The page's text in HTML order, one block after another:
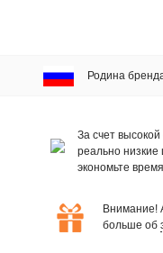
Родина
За счет
реально низкие
экономьте
Внимание!
больше об